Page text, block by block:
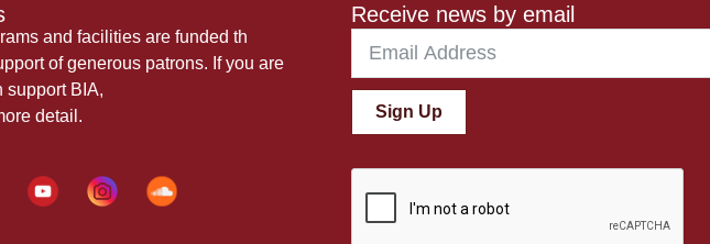
and facilities are funded th
of generous patrons. If you are
support BIA,
detail.
Receive news by email
Sign Up